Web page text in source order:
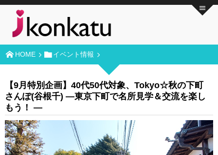
HOME イベント情報
【9月特別企画】40代50代対象、Tokyo☆秋の下町
さんぽ(谷根千) ―東京下町で名所見学＆交流を楽し
もう！ ―